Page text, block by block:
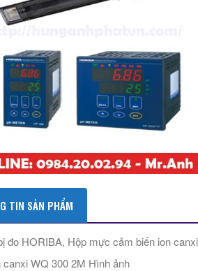
TIN SẢN PHẨM
đo HORIBA, Hộp mực cảm biến ion
canxi WQ 300 2M Hình ảnh